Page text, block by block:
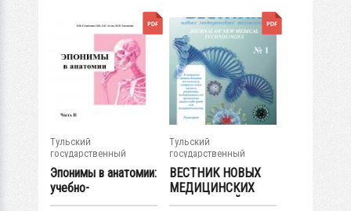
Тульский
государственный
университет
Эпонимы в анатомии:
учебно-
методическое
Тульский
государственный
университет
ВЕСТНИК НОВЫХ
МЕДИЦИНСКИХ
ТЕХНОЛОГИЙ:...